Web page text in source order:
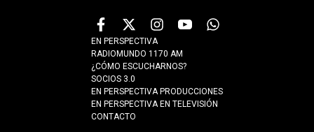
EN PERSPECTIVA
RADIOMUNDO 1170 AM
¿CÓMO ESCUCHARNOS?
SOCIOS 3.0
EN PERSPECTIVA PRODUCCIONES
EN PERSPECTIVA EN TELEVISIÓN
CONTACTO